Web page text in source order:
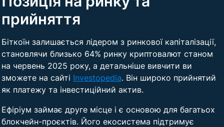
прийняття
Біткоїн залишається лідером з ринкової капіталізації,
становлячи близько 64% ​​ринку криптовалют станом
на червень 2025 року, а детальніше вивчити ви
зможете на сайті Investopedia. Він широко прийнятий
як платежу та інвестиційний актив.
Ефіріум займає друге місце і є основою для багатьох
блокчейн-проєктів. Його екосистема підтримує